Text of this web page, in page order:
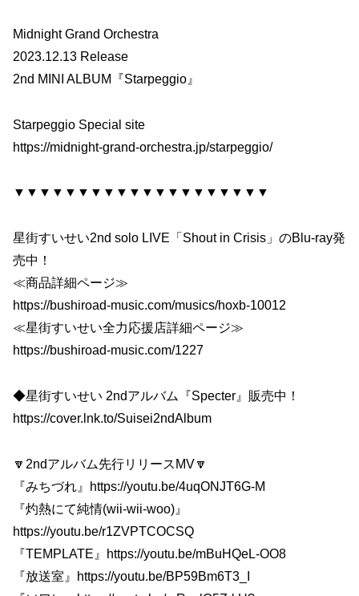
Midnight Grand Orchestra
2023.12.13 Release
2nd MINI ALBUM『Starpeggio』
Starpeggio Special site
https://midnight-grand-orchestra.jp/starpeggio/
▼▼▼▼▼▼▼▼▼▼▼▼▼▼▼▼▼▼▼▼
星街すいせい2nd solo LIVE「Shout in Crisis」のBlu-ray発
売中！
≪商品詳細ページ≫
https://bushiroad-music.com/musics/hoxb-10012
≪星街すいせい全力応援店詳細ページ≫
https://bushiroad-music.com/1227
◆星街すいせい 2ndアルバム『Specter』販売中！
https://cover.lnk.to/Suisei2ndAlbum
🔽2ndアルバム先行リリースMV🔽
『みちづれ』https://youtu.be/4uqONJT6G-M
『灼熱にて純情(wii-wii-woo)』
https://youtu.be/r1ZVPTCOCSQ
『TEMPLATE』https://youtu.be/mBuHQeL-OO8
『放送室』https://youtu.be/BP59Bm6T3_I